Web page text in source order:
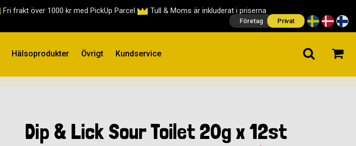
Fri frakt över 1000 kr med PickUp Parcel Tull & Moms är inkluderat i priserna
Företag Privat
Hälsoprodukter Övrigt Kundservice
Dip & Lick Sour Toilet 20g x 12st